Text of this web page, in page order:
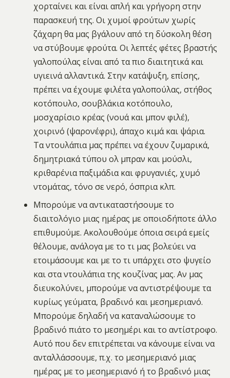
χορταίνει και είναι απλή και γρήγορη στην
παρασκευή της. Οι χυμοί φρούτων χωρίς
ζάχαρη θα μας βγάλουν από τη δύσκολη θέση
να στύβουμε φρούτα. Οι λεπτές φέτες βραστής
γαλοπούλας είναι από τα πιο διαιτητικά και
υγιεινά αλλαντικά. Στην κατάψυξη, επίσης,
πρέπει να έχουμε φιλέτα γαλοπούλας, στήθος
κοτόπουλο, σουβλάκια κοτόπουλο,
μοσχαρίσιο κρέας (νουά και μπον φιλέ),
χοιρινό (ψαρονέφρι), άπαχο κιμά και ψάρια.
Τα ντουλάπια μας πρέπει να έχουν ζυμαρικά,
δημητριακά τύπου ολ μπραν και μούσλι,
κριθαρένια παξιμάδια και φρυγανιές, χυμό
ντομάτας, τόνο σε νερό, όσπρια κλπ.
Μπορούμε να αντικαταστήσουμε το
διαιτολόγιο μιας ημέρας με οποιοδήποτε άλλο
επιθυμούμε. Ακολουθούμε όποια σειρά εμείς
θέλουμε, ανάλογα με το τι μας βολεύει να
ετοιμάσουμε και με το τι υπάρχει στο ψυγείο
και στα ντουλάπια της κουζίνας μας. Αν μας
διευκολύνει, μπορούμε να αντιστρέψουμε τα
κυρίως γεύματα, βραδινό και μεσημεριανό.
Μπορούμε δηλαδή να καταναλώσουμε το
βραδινό πιάτο το μεσημέρι και το αντίστροφο.
Αυτό που δεν επιτρέπεται να κάνουμε είναι να
ανταλλάσσουμε, π.χ. το μεσημεριανό μιας
ημέρας με το μεσημεριανό ή το βραδινό μιας